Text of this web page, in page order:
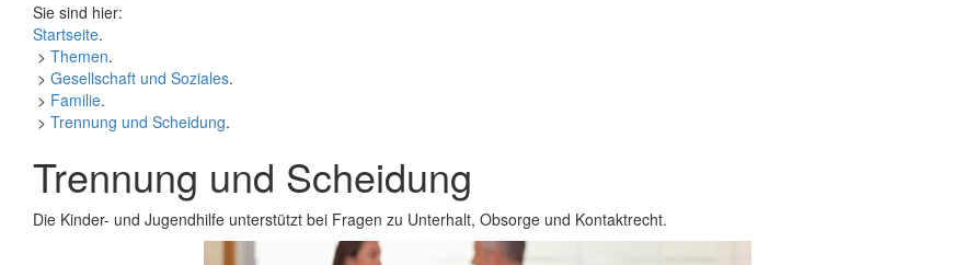
Sie sind hier:
Startseite.
> Themen.
> Gesellschaft und Soziales.
> Familie.
> Trennung und Scheidung.
Trennung und Scheidung
Die Kinder- und Jugendhilfe unterstützt bei Fragen zu Unterhalt, Obsorge und Kontaktrecht.